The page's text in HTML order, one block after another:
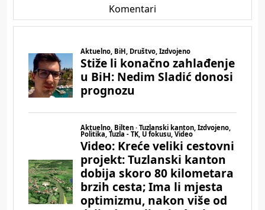
Komentari